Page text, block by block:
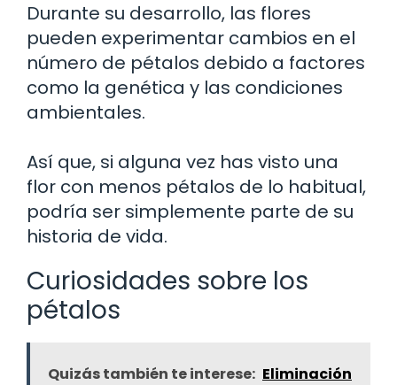
Durante su desarrollo, las flores
pueden experimentar cambios en el
número de pétalos debido a factores
como la genética y las condiciones
ambientales.
Así que, si alguna vez has visto una
flor con menos pétalos de lo habitual,
podría ser simplemente parte de su
historia de vida.
Curiosidades sobre los
pétalos
Quizás también te interese: Eliminación